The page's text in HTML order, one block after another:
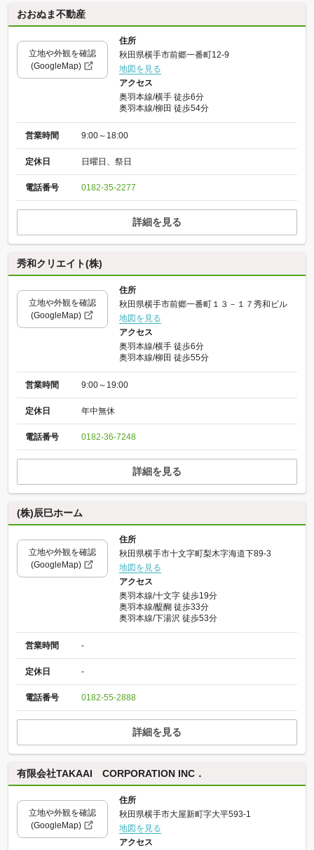
おおぬま不動産
立地や外観を確認
(GoogleMap)
住所
秋田県横手市前郷一番町12-9
地図を見る
アクセス
奥羽本線/横手 徒歩6分
奥羽本線/柳田 徒歩54分
営業時間 9:00～18:00
定休日 日曜日、祭日
電話番号 0182-35-2277
詳細を見る
秀和クリエイト(株)
立地や外観を確認
(GoogleMap)
住所
秋田県横手市前郷一番町１３－１７秀和ビル
地図を見る
アクセス
奥羽本線/横手 徒歩6分
奥羽本線/柳田 徒歩55分
営業時間 9:00～19:00
定休日 年中無休
電話番号 0182-36-7248
詳細を見る
(株)辰巳ホーム
立地や外観を確認
(GoogleMap)
住所
秋田県横手市十文字町梨木字海道下89-3
地図を見る
アクセス
奥羽本線/十文字 徒歩19分
奥羽本線/醍醐 徒歩33分
奥羽本線/下湯沢 徒歩53分
営業時間 -
定休日 -
電話番号 0182-55-2888
詳細を見る
有限会社TAKAAI CORPORATION INC．
立地や外観を確認
(GoogleMap)
住所
秋田県横手市大屋新町字大平593-1
地図を見る
アクセス